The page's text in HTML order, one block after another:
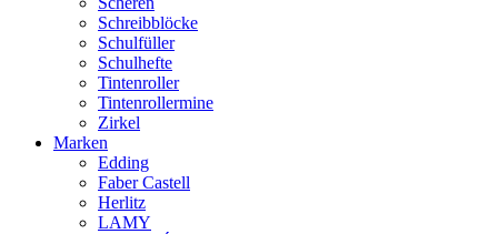
Schreibblöcke
Schulfüller
Schulhefte
Tintenroller
Tintenrollermine
Zirkel
Marken
Edding
Faber Castell
Herlitz
LAMY